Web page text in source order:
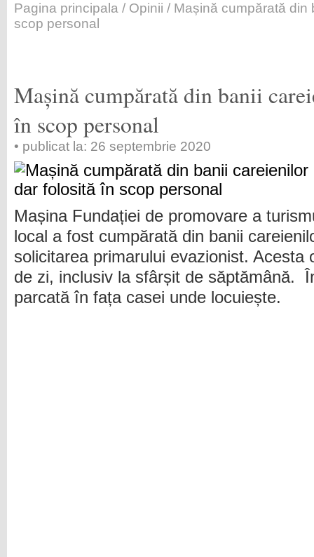
Pagina principala / Opinii / Mașină cumpărată din
scop personal
Mașină cumpărată din banii
în scop personal
• publicat la: 26 septembrie 2020
Mașina Fundației de promovare a
local a fost cumpărată din banii
solicitarea primarului evazionist. Acesta
de zi, inclusiv la sfârșit de săptămână.
parcată în fața casei unde locuiește.